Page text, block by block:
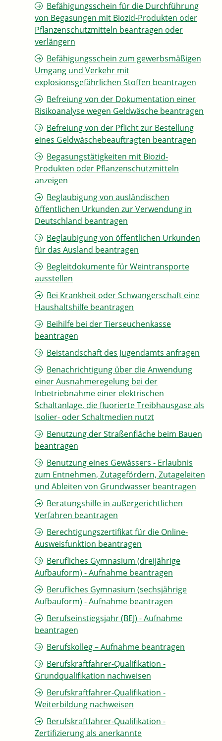
Befähigungsschein für die Durchführung
von Begasungen mit Biozid-Produkten oder
Pflanzenschutzmitteln beantragen oder
verlängern
Befähigungsschein zum gewerbsmäßigen
Umgang und Verkehr mit
explosionsgefährlichen Stoffen beantragen
Befreiung von der Dokumentation einer
Risikoanalyse wegen Geldwäsche beantragen
Befreiung von der Pflicht zur Bestellung
eines Geldwäschebeauftragten beantragen
Begasungstätigkeiten mit Biozid-
Produkten oder Pflanzenschutzmitteln
anzeigen
Beglaubigung von ausländischen
öffentlichen Urkunden zur Verwendung in
Deutschland beantragen
Beglaubigung von öffentlichen Urkunden
für das Ausland beantragen
Begleitdokumente für Weintransporte
ausstellen
Bei Krankheit oder Schwangerschaft eine
Haushaltshilfe beantragen
Beihilfe bei der Tierseuchenkasse
beantragen
Beistandschaft des Jugendamts anfragen
Benachrichtigung über die Anwendung
einer Ausnahmeregelung bei der
Inbetriebnahme einer elektrischen
Schaltanlage, die fluorierte Treibhausgase als
Isolier- oder Schaltmedien nutzt
Benutzung der Straßenfläche beim Bauen
beantragen
Benutzung eines Gewässers - Erlaubnis
zum Entnehmen, Zutagefördern, Zutageleiten
und Ableiten von Grundwasser beantragen
Beratungshilfe in außergerichtlichen
Verfahren beantragen
Berechtigungszertifikat für die Online-
Ausweisfunktion beantragen
Berufliches Gymnasium (dreijährige
Aufbauform) - Aufnahme beantragen
Berufliches Gymnasium (sechsjährige
Aufbauform) - Aufnahme beantragen
Berufseinstiegsjahr (BEJ) - Aufnahme
beantragen
Berufskolleg – Aufnahme beantragen
Berufskraftfahrer-Qualifikation -
Grundqualifikation nachweisen
Berufskraftfahrer-Qualifikation -
Weiterbildung nachweisen
Berufskraftfahrer-Qualifikation -
Zertifizierung als anerkannte